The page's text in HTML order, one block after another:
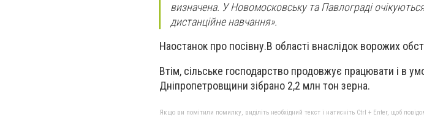
визначена. У Новомосковську та Павлограді
дистанційне навчання».
Наостанок про посівну.В області внаслідок ворожих
Втім, сільське господарство продовжує працювати і в
Дніпропетровщини зібрано 2,2 млн тон зерна.
Якщо ви помітили помилку, виділіть необхідний текст і натисніть Ctrl + Enter, щоб